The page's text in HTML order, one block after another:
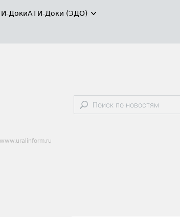
ДокиАТИ-Доки (ЭДО)